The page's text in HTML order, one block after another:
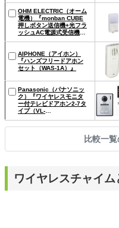
OHM ELECTRIC（オーム
電機）『monban CUBE
押しボタン送信機+光フラ
ッシュAC電源式受信機
AIPHONE（アイホン）
『ハンズフリードアホン
セット（WAS-1A）』
Panasonic（パナソニッ
ク）『ワイヤレスモニタ
ー付テレビドアホン2-7タ
イプ（VL-
比較一
ワイヤレスチャイム